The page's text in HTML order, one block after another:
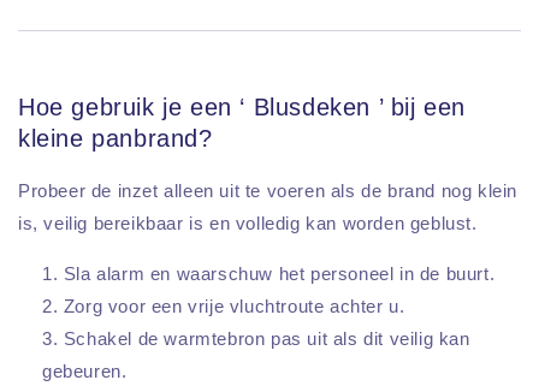
Hoe gebruik je een ‘ Blusdeken ’ bij een
kleine panbrand?
Probeer de inzet alleen uit te voeren als de brand nog klein
is, veilig bereikbaar is en volledig kan worden geblust.
Sla alarm en waarschuw het personeel in de buurt.
Zorg voor een vrije vluchtroute achter u.
Schakel de warmtebron pas uit als dit veilig kan
gebeuren.